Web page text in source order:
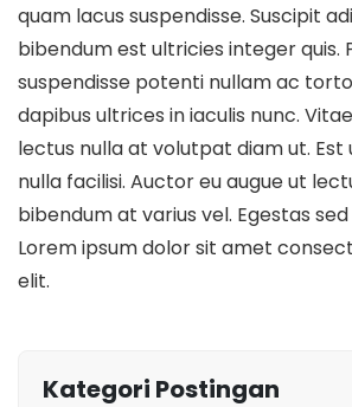
quam lacus suspendisse. Suscipit
bibendum est ultricies integer quis.
suspendisse potenti nullam ac
dapibus ultrices in iaculis nunc.
lectus nulla at volutpat diam ut.
nulla facilisi. Auctor eu augue ut
bibendum at varius vel. Egestas
Lorem ipsum dolor sit amet
elit.
Kategori Postingan